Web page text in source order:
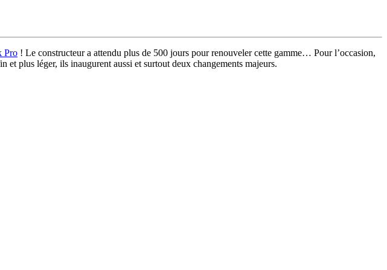
Pro ! Le constructeur a attendu plus de 500 jours pour renouveler cette gamme… Pour l’occasion,
plus léger, ils inaugurent aussi et surtout deux changements majeurs.